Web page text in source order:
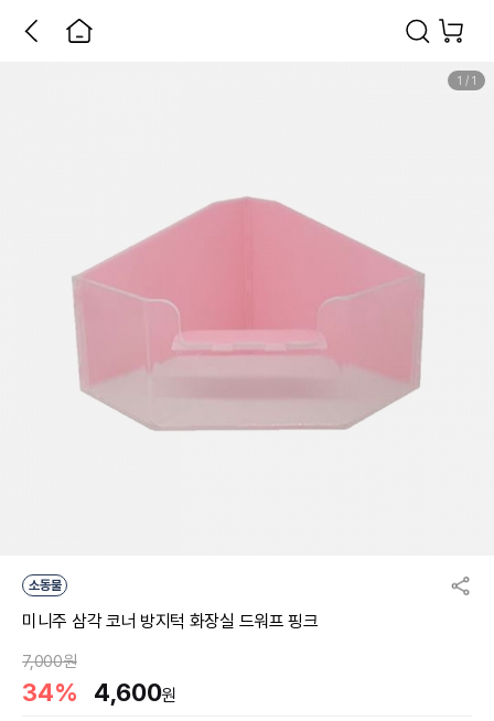
1 / 1
소동물
미니주 삼각 코너 방지턱 화장실 드워프 핑크
7,000원
34% 4,600원